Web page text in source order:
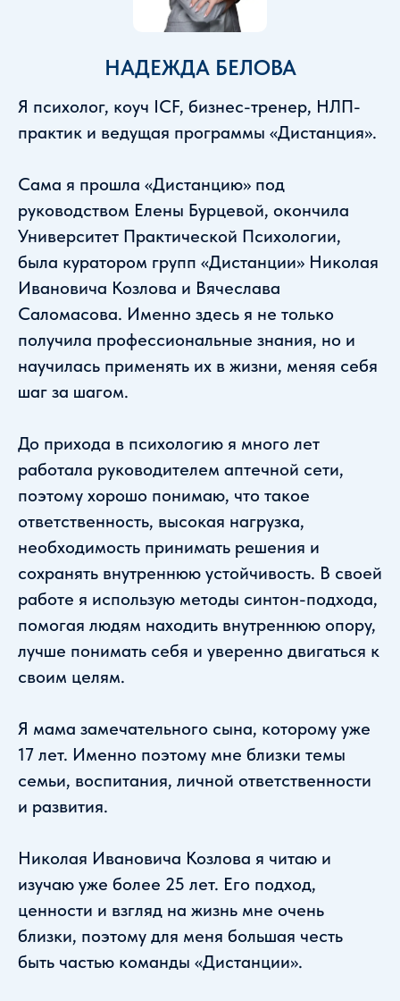
НАДЕЖДА БЕЛОВА
Я психолог, коуч ICF, бизнес-тренер, НЛП-
практик и ведущая программы «Дистанция».
Сама я прошла «Дистанцию» под
руководством Елены Бурцевой, окончила
Университет Практической Психологии,
была куратором групп «Дистанции» Николая
Ивановича Козлова и Вячеслава
Саломасова. Именно здесь я не только
получила профессиональные знания, но и
научилась применять их в жизни, меняя себя
шаг за шагом.
До прихода в психологию я много лет
работала руководителем аптечной сети,
поэтому хорошо понимаю, что такое
ответственность, высокая нагрузка,
необходимость принимать решения и
сохранять внутреннюю устойчивость. В своей
работе я использую методы синтон-подхода,
помогая людям находить внутреннюю опору,
лучше понимать себя и уверенно двигаться к
своим целям.
Я мама замечательного сына, которому уже
17 лет. Именно поэтому мне близки темы
семьи, воспитания, личной ответственности
и развития.
Николая Ивановича Козлова я читаю и
изучаю уже более 25 лет. Его подход,
ценности и взгляд на жизнь мне очень
близки, поэтому для меня большая честь
быть частью команды «Дистанции».